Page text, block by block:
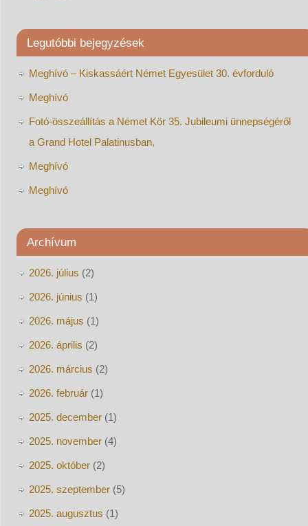
Legutóbbi bejegyzések
Meghívó – Kiskassáért Német Egyesület 30. évforduló
Meghívó
Fotó-összeállítás a Német Kör 35. Jubileumi ünnepségéről
a Grand Hotel Palatinusban,
Meghívó
Meghívó
Archívum
2026. július (2)
2026. június (1)
2026. május (1)
2026. április (2)
2026. március (2)
2026. február(1)
2025. december(1)
2025. november(4)
2025. október(2)
2025. szeptember(5)
2025. augusztus (1)